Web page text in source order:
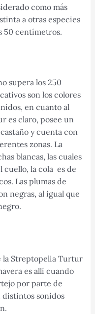
como más
a otras especies
50 centímetros.
supera los 250
son los colores
en cuanto al
es claro, posee un
y cuenta con
zonas. La
blancas, las cuales
cuello, la cola es de
Las plumas de
negras, al igual que
la Streptopelia Turtur
es allí cuando
por parte de
distintos sonidos